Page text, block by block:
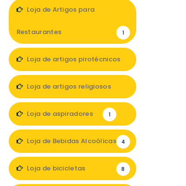
Loja de Artigos para
Restaurantes 1
Loja de artigos pirotécnicos
Loja de artigos religiosos
Loja de aspiradores 1
Loja de Bebidas Alcoólicas 4
Loja de bicicletas 8